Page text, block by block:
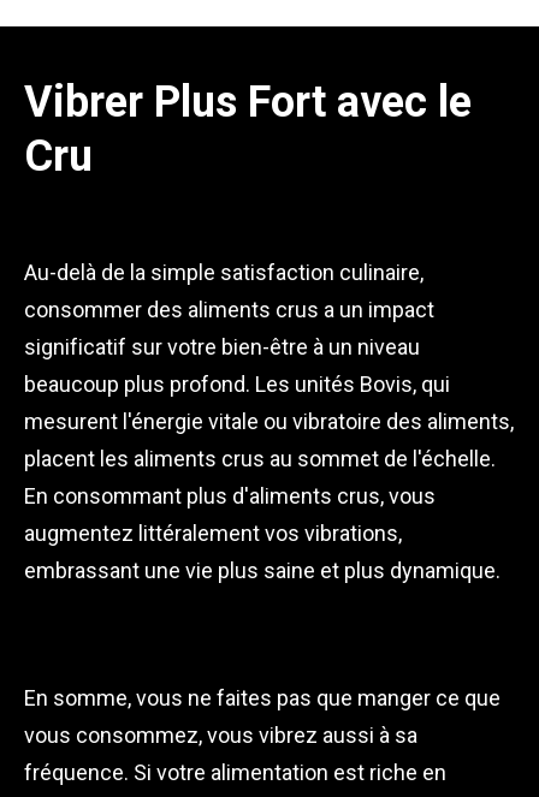
Vibrer Plus Fort avec le
Cru
Au-delà de la simple satisfaction culinaire,
consommer des aliments crus a un impact
significatif sur votre bien-être à un niveau
beaucoup plus profond. Les unités Bovis, qui
mesurent l'énergie vitale ou vibratoire des aliments,
placent les aliments crus au sommet de l'échelle.
En consommant plus d'aliments crus, vous
augmentez littéralement vos vibrations,
embrassant une vie plus saine et plus dynamique.
En somme, vous ne faites pas que manger ce que
vous consommez, vous vibrez aussi à sa
fréquence. Si votre alimentation est riche en